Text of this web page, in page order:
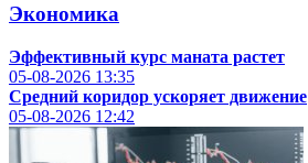
Экономика
Эффективный курс маната растет
05-08-2026 13:35
Средний коридор ускоряет движение
05-08-2026 12:42